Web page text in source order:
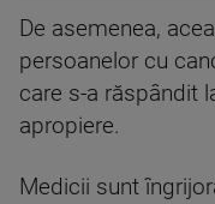
De asemenea,
persoanelor cu
care s-a răspândit
apropiere.
Medicii sunt